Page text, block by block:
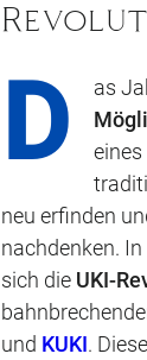
D as
eines
neu erfinden
nachdenken. In
sich die UKI-
und KUKI.